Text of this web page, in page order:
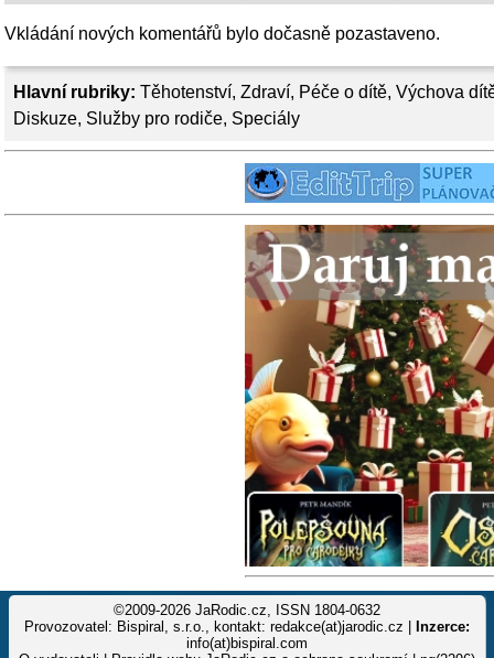
Hlavní rubriky: Těhotenství, Zdraví, Péče o dítě, Výchova
Diskuze, Služby pro rodiče, Speciály
Vkládání nových komentářů bylo dočasně pozastaveno.
©2009-2026 JaRodic.cz, ISSN 1804-0632
Provozovatel: Bispiral, s.r.o., kontakt: redakce(at)jarodic.cz |
Inzerce:
info(at)bispiral.com